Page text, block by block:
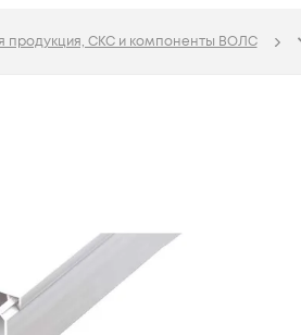
продукция, СКС и компоненты ВОЛС